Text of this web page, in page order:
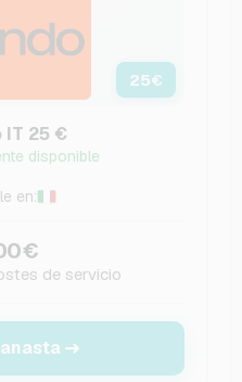
25€
IT 25 €
disponible
en:
de servicio